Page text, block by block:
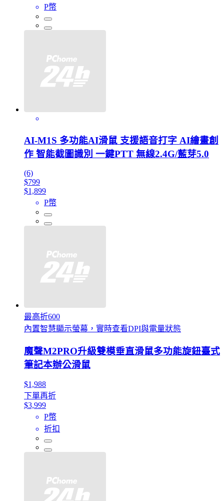
P幣
AI-M1S 多功能AI滑鼠 支援語音打字 AI繪畫創
作 智能截圖識別 一鍵PTT 無線2.4G/藍芽5.0
(6)
$799
$1,899
P幣
最高折600
內置智慧顯示螢幕，實時查看DPI與電量狀態
魔聲M2PRO升級雙模垂直滑鼠多功能旋鈕臺式
筆記本辦公滑鼠
$1,988
下單再折
$3,999
P幣
折扣